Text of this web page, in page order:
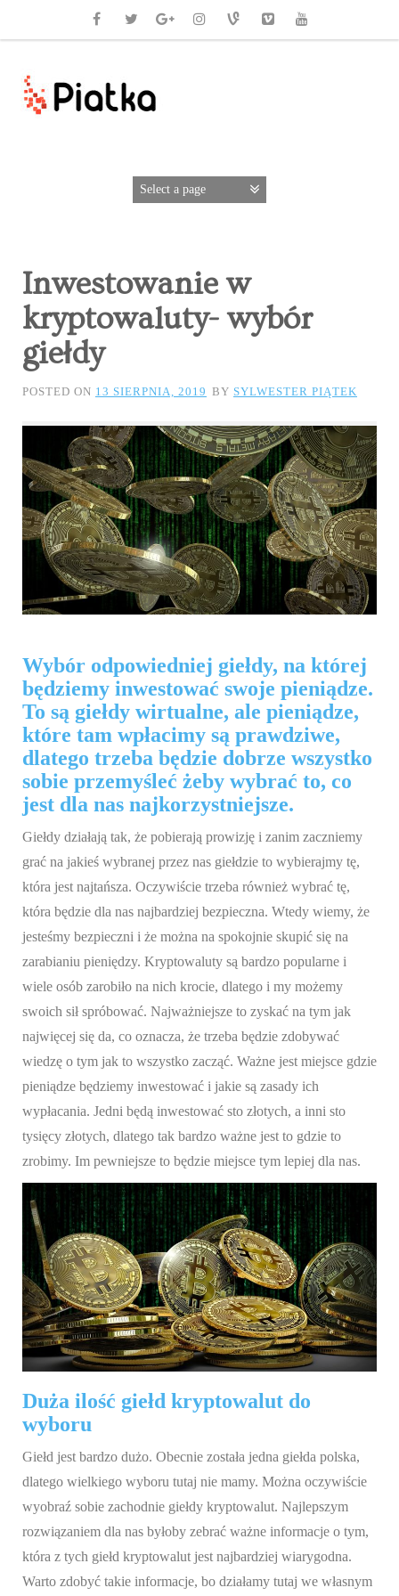
Inwestowanie w
kryptowaluty- wybór
giełdy
POSTED ON 13 SIERPNIA, 2019 BY SYLWESTER PIĄTEK
Wybór odpowiedniej giełdy, na której
będziemy inwestować swoje pieniądze.
To są giełdy wirtualne, ale pieniądze,
które tam wpłacimy są prawdziwe,
dlatego trzeba będzie dobrze wszystko
sobie przemyśleć żeby wybrać to, co
jest dla nas najkorzystniejsze.
Giełdy działają tak, że pobierają prowizję i zanim zaczniemy
grać na jakieś wybranej przez nas giełdzie to wybierajmy tę,
która jest najtańsza. Oczywiście trzeba również wybrać tę,
która będzie dla nas najbardziej bezpieczna. Wtedy wiemy, że
jesteśmy bezpieczni i że można na spokojnie skupić się na
zarabianiu pieniędzy. Kryptowaluty są bardzo popularne i
wiele osób zarobiło na nich krocie, dlatego i my możemy
swoich sił spróbować. Najważniejsze to zyskać na tym jak
najwięcej się da, co oznacza, że trzeba będzie zdobywać
wiedzę o tym jak to wszystko zacząć. Ważne jest miejsce gdzie
pieniądze będziemy inwestować i jakie są zasady ich
wypłacania. Jedni będą inwestować sto złotych, a inni sto
tysięcy złotych, dlatego tak bardzo ważne jest to gdzie to
zrobimy. Im pewniejsze to będzie miejsce tym lepiej dla nas.
Duża ilość giełd kryptowalut do
wyboru
Giełd jest bardzo dużo. Obecnie została jedna giełda polska,
dlatego wielkiego wyboru tutaj nie mamy. Można oczywiście
wyobraź sobie zachodnie giełdy kryptowalut. Najlepszym
rozwiązaniem dla nas byłoby zebrać ważne informacje o tym,
która z tych giełd kryptowalut jest najbardziej wiarygodna.
Warto zdobyć takie informacje, bo działamy tutaj we własnym